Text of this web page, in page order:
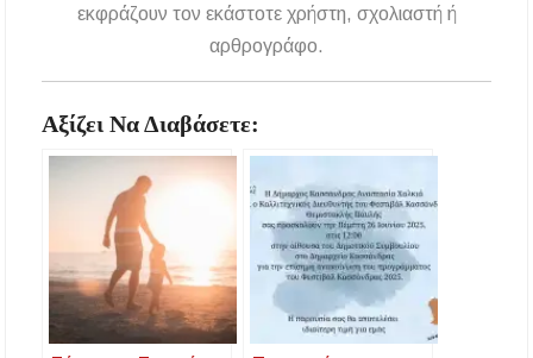
εκφράζουν τον εκάστοτε χρήστη, σχολιαστή ή
αρθρογράφο.
Αξίζει Να Διαβάσετε: